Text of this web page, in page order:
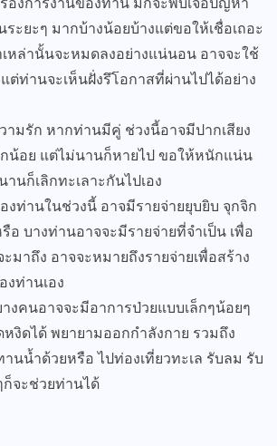
ระยะๆ มากบ้างน้อยบ้างแต่ขอให้เชื่อเถอะ
หล่านั้นจะหมดลงอย่างแน่นอน อาจจะใช้
แต่ท่านจะเห็นฝั่งรึโอกาสที่ผ่านไปได้อย่าง
ามรัก หากท่านมีคู่ ช่วงนี้อาจมีปากเสียง
กน้อย แต่ไม่นานก็หายไป ขอให้หนักแน่น
านก็เลิกทะเลาะกันไปเอง
งท่านในช่วงนี้ อาจมีรายจ่ายยุบยิบ จุกจิก
รือ บางท่านอาจจะมีรายจ่ายที่จำเป็น เพื่อ
มาถึง อาจจะหมายถึงรายจ่ายเพื่อสร้าง
ท่านเอง
งคนอาจจะมีอาการป่วยแบบเล็กๆน้อยๆ
งิดได้ พยายามออกกำลังกาย รวมถึง
นน้ำด้วยหรือ ไปท่องเที่ยวทะเล รับลม รับ
ก็จะช่วยท่านได้